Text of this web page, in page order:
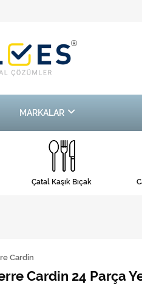
MARKALAR
Çatal Kaşık Bıçak
Cardin
Cardin 24 Parça